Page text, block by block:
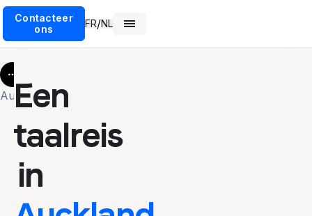
Contacteer
ons
FR/NL
More
Auckland
Een
taalreis
in